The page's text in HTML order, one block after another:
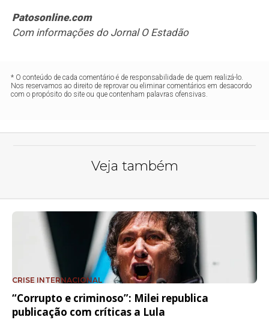
Patosonline.com
Com informações do Jornal O Estadão
* O conteúdo de cada comentário é de responsabilidade de quem realizá-lo.
Nos reservamos ao direito de reprovar ou eliminar comentários em desacordo
com o propósito do site ou que contenham palavras ofensivas.
Veja também
CRISE INTERNACIONAL
“Corrupto e criminoso”: Milei republica
publicação com críticas a Lula